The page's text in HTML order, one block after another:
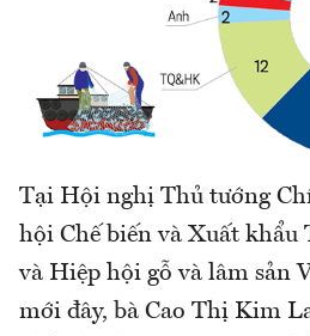
Tại Hội nghị Thủ tướng
hội Chế biến và Xuất khẩu
và Hiệp hội gỗ và lâm sản
mới đây, bà Cao Thị Kim